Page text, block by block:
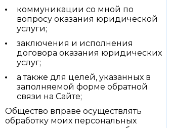
коммуникации со мной по
вопросу оказания юридической
услуги;
заключения и исполнения
договора оказания юридических
услуг;
а также для целей, указанных в
заполняемой форме обратной
связи на Сайте;
Общество вправе осуществлять
обработку моих персональных